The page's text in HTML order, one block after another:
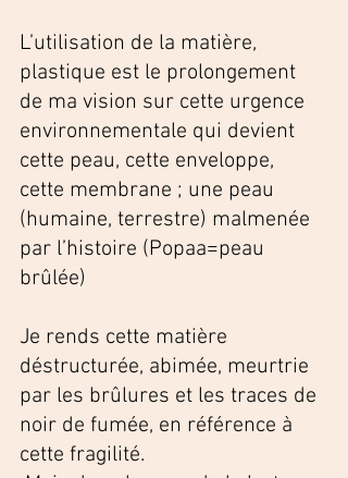
L’utilisation de la matière,
plastique est le prolongement
de ma vision sur cette urgence
environnementale qui devient
cette peau, cette enveloppe,
cette membrane ; une peau
(humaine, terrestre) malmenée
par l’histoire (Popaa=peau
brûlée)
Je rends cette matière
déstructurée, abimée, meurtrie
par les brûlures et les traces de
noir de fumée, en référence à
cette fragilité.